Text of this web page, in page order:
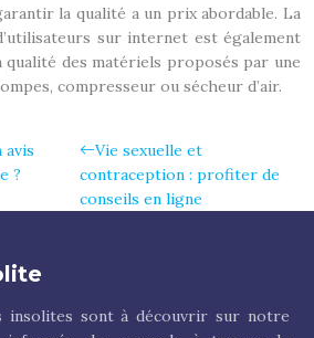
la qualité a un prix abordable. La
sur internet est également
qualité des matériels proposés par une
compresseur ou sécheur d’air.
?
Vie sexuelle et
contraception : profiter de
conseils en ligne
insolites sont à découvrir sur notre